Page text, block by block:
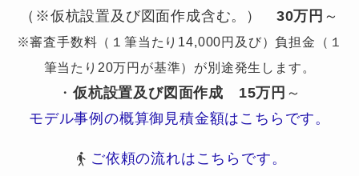
（※仮杭設置及び図面作成含む。） 30万円 ～
※審査手数料（１筆当たり14,000円及び）負担金（１
筆当たり20万円が基準）が別途発生します。
・ 仮杭設置及び図面作成 15万円 ～
モデル事例の概算御見積金額はこちらです。
ご依頼の流れはこちらです。